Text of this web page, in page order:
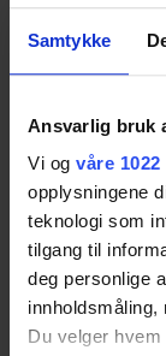
Samtykke
Ansvarlig bruk
Vi og våre
opplysningene
teknologi som
tilgang til
deg personlige
Du velger
Kategorier
Teknologi Hus og
nettbrett sony #
surface-pro #
ipad
Populære
microsoft #surface